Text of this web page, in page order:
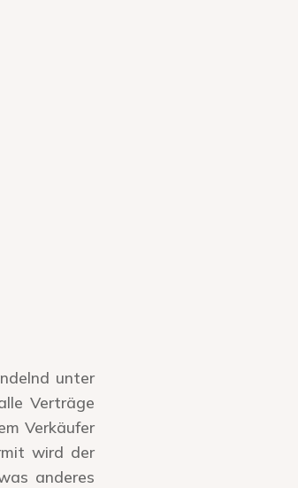
unter
Verträge
Verkäufer
wird der
anderes